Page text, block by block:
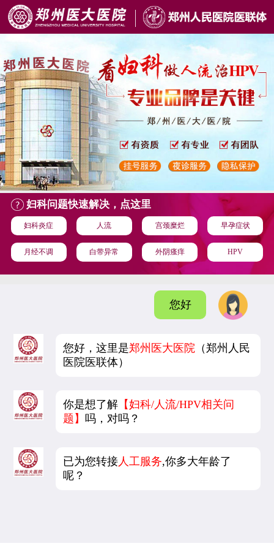
妇科问题快速解决，点这里
妇科炎症 人流 宫颈糜烂 早孕症状
月经不调 白带异常 外阴瘙痒 HPV
您好
您好，这里是郑州医大医院 （郑州人民
医院医联体）
你是想了解 【妇科/人流/HPV相关问
题】吗，对吗？
已为您转接 人工服务,你多大年龄了
呢？